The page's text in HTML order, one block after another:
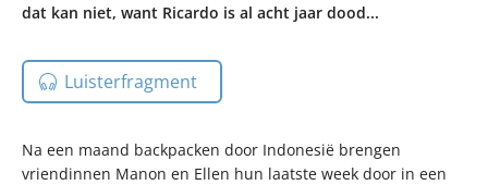
dat kan niet, want Ricardo is al acht jaar dood...
Luisterfragment
Na een maand backpacken door Indonesië brengen
vriendinnen Manon en Ellen hun laatste week door in een